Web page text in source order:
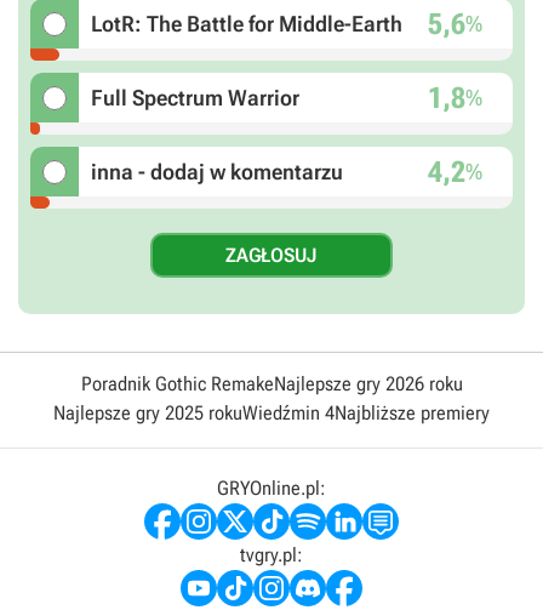
LotR: The Battle for Middle-Earth 5,6%
Full Spectrum Warrior 1,8%
inna - dodaj w komentarzu 4,2%
Poradnik Gothic RemakeNajlepsze gry 2026 roku
Najlepsze gry 2025 rokuWiedźmin 4Najbliższe premiery
GRYOnline.pl:
tvgry.pl: